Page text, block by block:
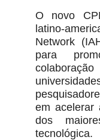
O novo
latino-
Network
para
em acelerar
dos
tecnológica.